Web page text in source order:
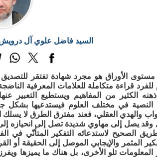
السيد فاضل علوي آل
الأوراق هو مجرد شهادة تفتقر للتصديق
للفرد قراءة متكاملة للعلامات المعرفية
الكثير من المفاهيم ويستطيع التعبير
النصية في مختلف العلوم فيستدعيها بشكل
والهدي العقلي، فعند مفترق الطرق لا يسلك
بل وقد يصل إلى مهاوي شديدة تصل إلى
الصحيح لاستدعائه التفكير المتأنّي في
المثمر والإيجابي الموصل إلى الحقيقة أو
المعلومات تلو الأخرى، بل هناك ما يميزها